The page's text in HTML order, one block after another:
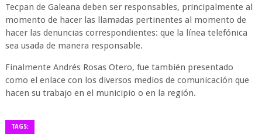
Tecpan de Galeana deben ser responsables, principalmente al
momento de hacer las llamadas pertinentes al momento de
hacer las denuncias correspondientes: que la línea telefónica
sea usada de manera responsable.
Finalmente Andrés Rosas Otero, fue también presentado
como el enlace con los diversos medios de comunicación que
hacen su trabajo en el municipio o en la región.
TAGS: